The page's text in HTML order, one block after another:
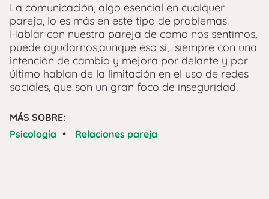
La comunicación, algo esencial en cualquer
pareja, lo es más en este tipo de problemas.
Hablar con nuestra pareja de como nos sentimos,
puede ayudarnos,aunque eso si, siempre con una
intenciòn de cambio y mejora por delante y por
último hablan de la limitación en el uso de redes
sociales, que son un gran foco de inseguridad.
MÁS SOBRE:
Psicología • Relaciones pareja